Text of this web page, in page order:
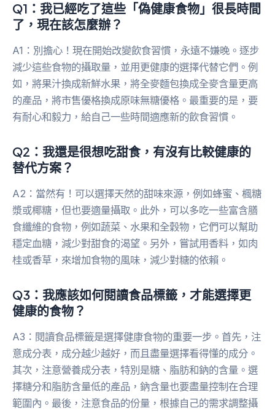
Q1：我已經吃了這些「偽健康食物」很長時間
了，現在該怎麼辦？
A1：別擔心！現在開始改變飲食習慣，永遠不嫌晚。逐步
減少這些食物的攝取量，並用更健康的選擇代替它們。例
如，將果汁換成新鮮水果，將全麥麵包換成全麥含量更高
的產品，將市售優格換成原味無糖優格。最重要的是，要
有耐心和毅力，給自己一些時間適應新的飲食習慣。
Q2：我還是很想吃甜食，有沒有比較健康的
替代方案？
A2：當然有！可以選擇天然的甜味來源，例如蜂蜜、楓糖
漿或椰糖，但也要適量攝取。此外，可以多吃一些富含膳
食纖維的食物，例如蔬菜、水果和全穀物，它們可以幫助
穩定血糖，減少對甜食的渴望。另外，嘗試用香料，如肉
桂或香草，來增加食物的風味，減少對糖的依賴。
Q3：我應該如何閱讀食品標籤，才能選擇更
健康的食物？
A3：閱讀食品標籤是選擇健康食物的重要一步。首先，注
意成分表，成分越少越好，而且盡量選擇看得懂的成分。
其次，注意營養成分表，特別是糖、脂肪和鈉的含量。選
擇糖分和脂肪含量低的產品，鈉含量也要盡量控制在合理
範圍內。最後，注意食品的份量，根據自己的需求調整攝